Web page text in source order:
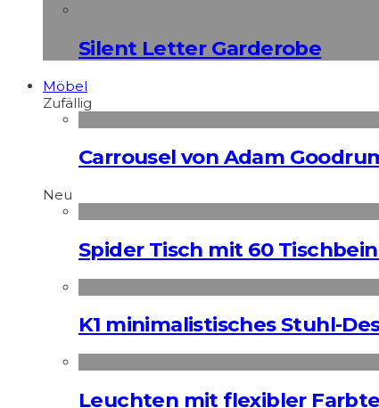
Silent Letter Garderobe
Möbel
Zufällig
Carrousel von Adam
Neu
Spider Tisch mit 60
K1 minimalistisches Stuhl-
Leuchten mit flexibler